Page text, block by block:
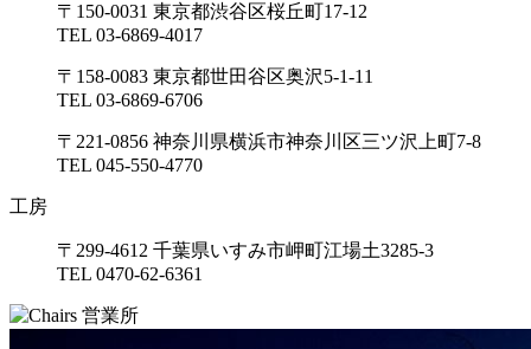
〒150-0031 東京都渋谷区桜丘町17-12
TEL 03-6869-4017
〒158-0083 東京都世田谷区奥沢5-1-11
TEL 03-6869-6706
〒221-0856 神奈川県横浜市神奈川区三ツ沢上町7-8
TEL 045-550-4770
工房
〒299-4612 千葉県いすみ市岬町江場土3285-3
TEL 0470-62-6361